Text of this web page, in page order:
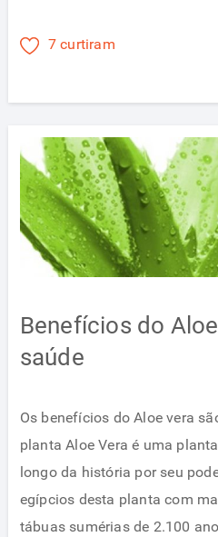
7 curtiram
Benefícios do
saúde
Os benefícios do Aloe vera
planta Aloe Vera é uma
longo da história por seu
egípcios desta planta com
tábuas sumérias de 2.100